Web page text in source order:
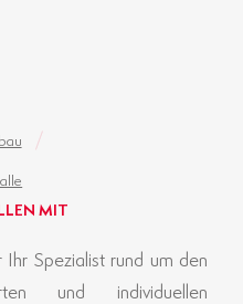
MIT
Ihr Spezialist rund um den
und individuellen